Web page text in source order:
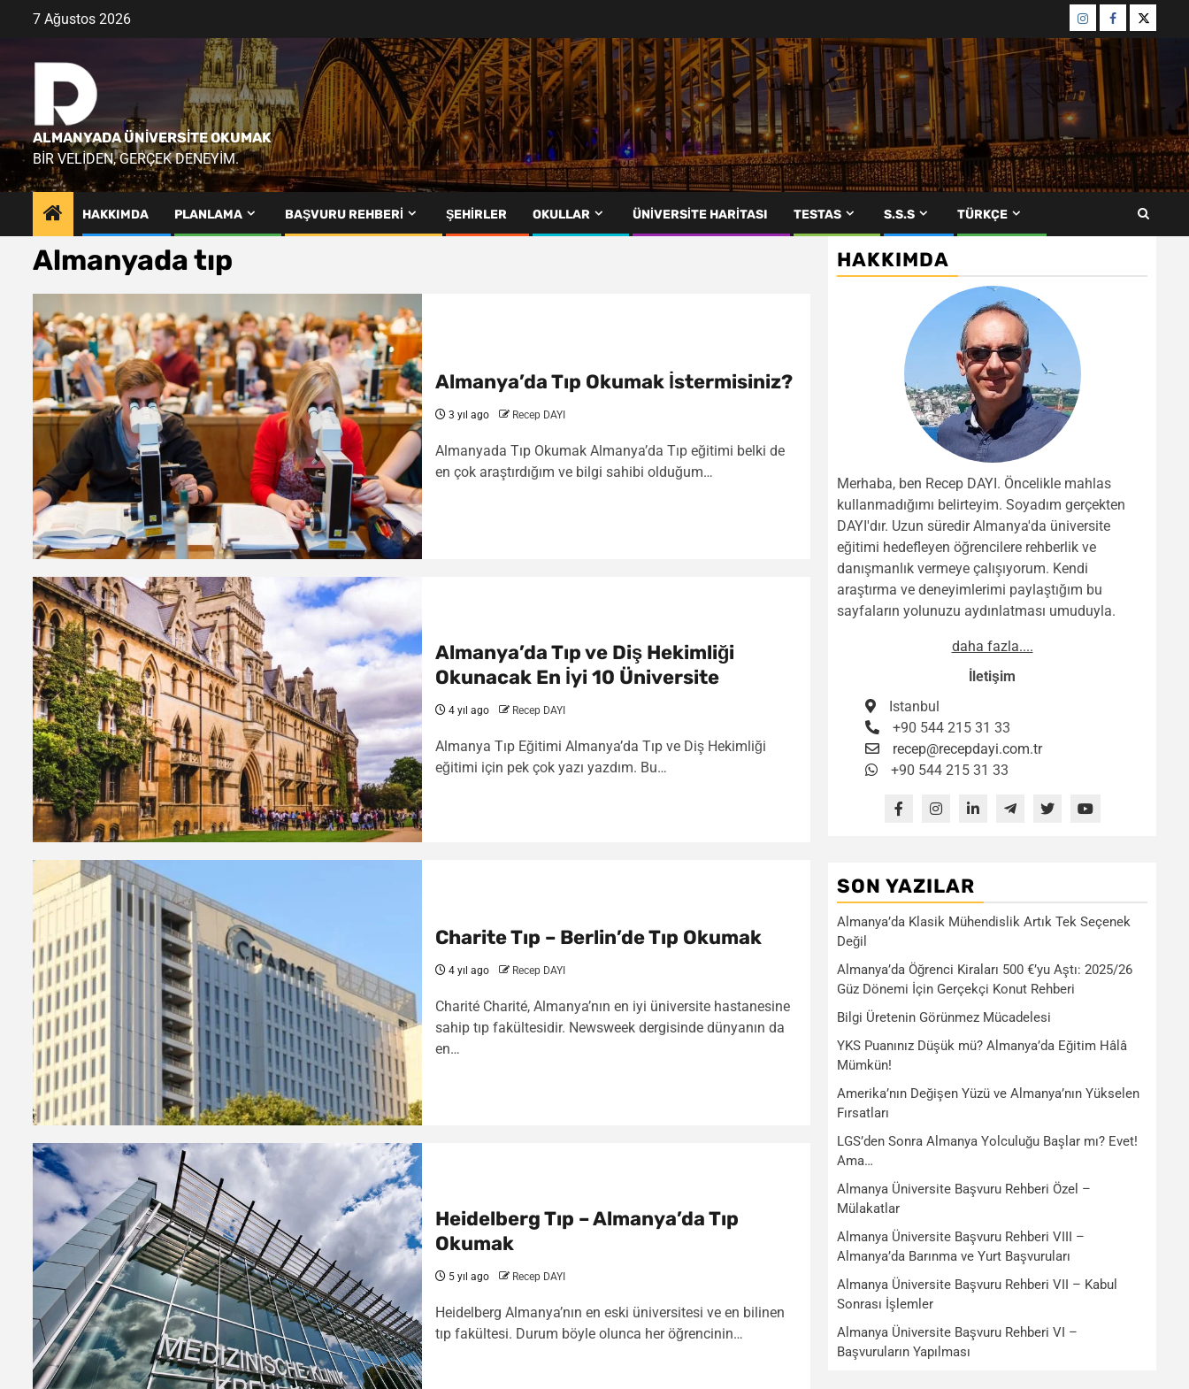
7 Ağustos 2026
Menü
öğesi
Menü
öğesi
Menü
öğesi
ALMANYADA ÜNIVERSITE OKUMAK
BIR VELIDEN, GERÇEK DENEYIM.
HAKKIMDA PLANLAMA BAŞVURU REHBERI ŞEHIRLER OKULLAR ÜNIVERSITE HARITASI TESTAS S.S.S TÜRKÇE
Almanyada tıp
Almanya’da Tıp Okumak İstermisiniz?
3 yıl ago Recep DAYI
Almanyada Tıp Okumak Almanya’da Tıp eğitimi belki de
en çok araştırdığım ve bilgi sahibi olduğum…
Almanya’da Tıp ve Diş Hekimliği
Okunacak En İyi 10 Üniversite
4 yıl ago Recep DAYI
Almanya Tıp Eğitimi Almanya’da Tıp ve Diş Hekimliği
eğitimi için pek çok yazı yazdım. Bu…
Charite Tıp – Berlin’de Tıp Okumak
4 yıl ago Recep DAYI
Charité Charité, Almanya’nın en iyi üniversite hastanesine
sahip tıp fakültesidir. Newsweek dergisinde dünyanın da
en…
Heidelberg Tıp – Almanya’da Tıp
Okumak
5 yıl ago Recep DAYI
Heidelberg Almanya’nın en eski üniversitesi ve en bilinen
tıp fakültesi. Durum böyle olunca her öğrencinin…
HAKKIMDA
Merhaba, ben Recep DAYI. Öncelikle mahlas
kullanmadığımı belirteyim. Soyadım gerçekten
DAYI'dır. Uzun süredir Almanya'da üniversite
eğitimi hedefleyen öğrencilere rehberlik ve
danışmanlık vermeye çalışıyorum. Kendi
araştırma ve deneyimlerimi paylaştığım bu
sayfaların yolunuzu aydınlatması umuduyla.
daha fazla....
İletişim
Istanbul
+90 544 215 31 33
recep@recepdayi.com.tr
+90 544 215 31 33
SON YAZILAR
Almanya’da Klasik Mühendislik Artık Tek Seçenek
Değil
Almanya’da Öğrenci Kiraları 500 €’yu Aştı: 2025/26
Güz Dönemi İçin Gerçekçi Konut Rehberi
Bilgi Üretenin Görünmez Mücadelesi
YKS Puanınız Düşük mü? Almanya’da Eğitim Hâlâ
Mümkün!
Amerika’nın Değişen Yüzü ve Almanya’nın Yükselen
Fırsatları
LGS’den Sonra Almanya Yolculuğu Başlar mı? Evet!
Ama…
Almanya Üniversite Başvuru Rehberi Özel –
Mülakatlar
Almanya Üniversite Başvuru Rehberi VIII –
Almanya’da Barınma ve Yurt Başvuruları
Almanya Üniversite Başvuru Rehberi VII – Kabul
Sonrası İşlemler
Almanya Üniversite Başvuru Rehberi VI –
Başvuruların Yapılması